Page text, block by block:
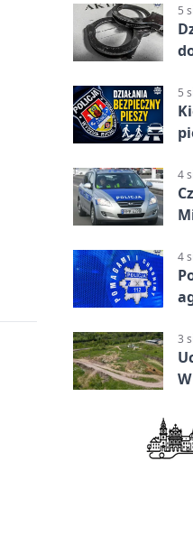
5
5
4
4
3